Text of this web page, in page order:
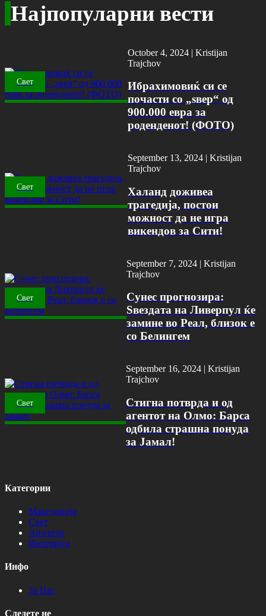
Најпопуларни вести
Свет
October 4, 2024 |Kristijan
Trajchov
Ибрахимовиќ си се
почасти со „ѕвер“ од
900.000 евра за
роденденот! (ФОТО)
Свет
September 13, 2024 | Kristijan
Trajchov
Халанд доживеа
трагедија, постои
можност да не игра
викендов за Сити!
Свет
September 7, 2024 | Kristijan
Trajchov
Сунес прогнозира:
Ѕвездата на Ливерпул ќе
замине во Реал, близок е
со Белингем
Свет
September 16, 2024 | Kristijan
Trajchov
Стигна потврда и од
агентот на Олмо: Барса
одбила страшна понуда
за Јамал!
Категории
Македонија
Свет
Анализи
Интервјуа
Инфо
За Нас
Следете не